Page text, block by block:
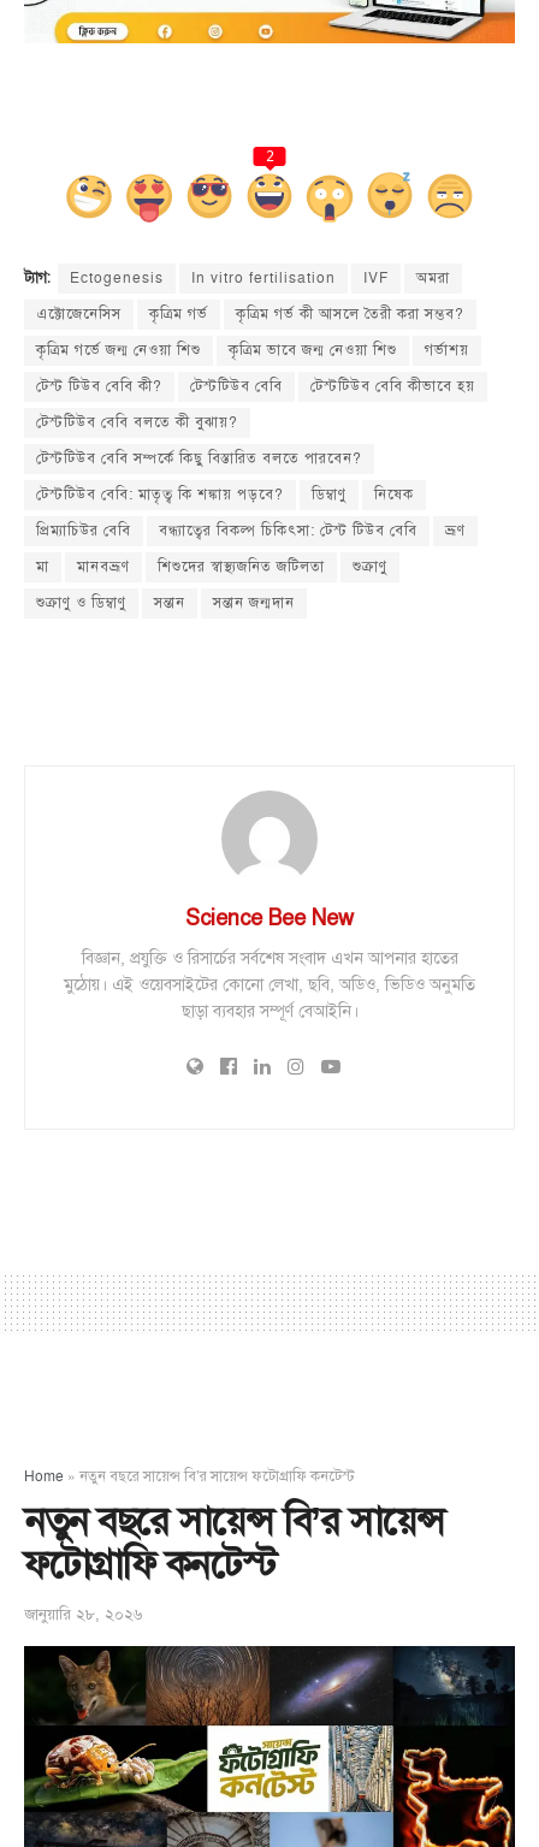
2
ট্যাগ: Ectogenesis In vitro fertilisation IVF
অমরা
এক্টোজেনেসিস
কৃত্রিম গর্ভ
কৃত্রিম গর্ভ কী আসলে তৈরী করা সম্ভব?
কৃত্রিম গর্ভে জন্ম নেওয়া শিশু
কৃত্রিম ভাবে জন্ম নেওয়া শিশু
গর্ভাশয়
টেস্ট টিউব বেবি কী?
টেস্টটিউব বেবি
টেস্টটিউব বেবি কীভাবে হয়
টেস্টটিউব বেবি বলতে কী বুঝায়?
টেস্টটিউব বেবি সম্পর্কে কিছু বিস্তারিত বলতে পারবেন?
টেস্টটিউব বেবি: মাতৃত্ব কি শঙ্কায় পড়বে?
ডিম্বাণু
নিষেক
প্রিম্যাচিউর বেবি
বন্ধ্যাত্বের বিকল্প চিকিৎসা: টেস্ট টিউব বেবি
ভ্রূণ
মা
মানবভ্রূণ শিশুদের স্বাস্থ্যজনিত জটিলতা
শুক্রাণু
শুক্রাণু ও ডিম্বাণু
সন্তান সন্তান জন্মদান
Science Bee New
বিজ্ঞান, প্রযুক্তি ও রিসার্চের সর্বশেষ সংবাদ এখন আপনার হাতের
মুঠোয়। এই ওয়েবসাইটের কোনো লেখা, ছবি, অডিও, ভিডিও অনুমতি
ছাড়া ব্যবহার সম্পূর্ণ বেআইনি।
Home » নতুন বছরে সায়েন্স বি’র সায়েন্স ফটোগ্রাফি কনটেস্ট
নতুন বছরে সায়েন্স বি’র সায়েন্স
ফটোগ্রাফি কনটেস্ট
জানুয়ারি ২৮, ২০২৬